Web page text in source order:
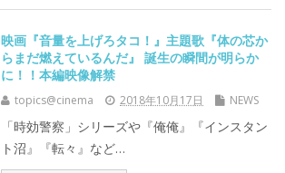
映画『音量を上げろタコ！』主題歌『体の芯か
らまだ燃えているんだ』 誕生の瞬間が明らか
に！！本編映像解禁
topics@cinema 2018年10月17日 NEWS
「時効警察」シリーズや『俺俺』『インスタン
ト沼』『転々』など…